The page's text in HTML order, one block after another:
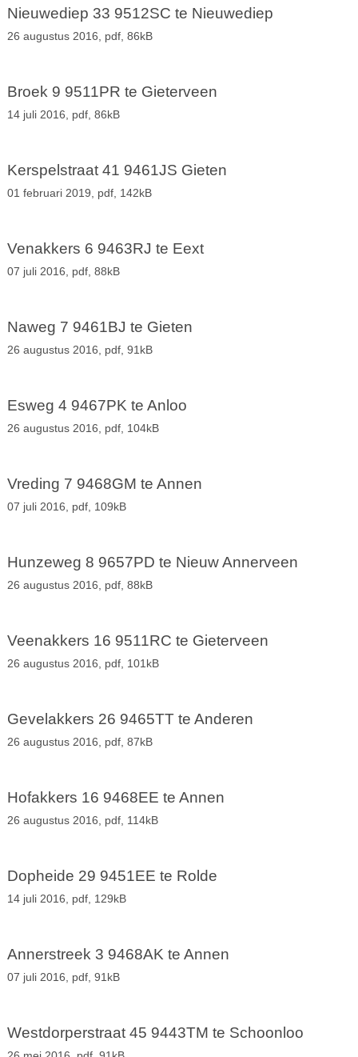
Nieuwediep 33 9512SC te Nieuwediep
26 augustus 2016, pdf, 86kB
Broek 9 9511PR te Gieterveen
14 juli 2016, pdf, 86kB
Kerspelstraat 41 9461JS Gieten
01 februari 2019, pdf, 142kB
Venakkers 6 9463RJ te Eext
07 juli 2016, pdf, 88kB
Naweg 7 9461BJ te Gieten
26 augustus 2016, pdf, 91kB
Esweg 4 9467PK te Anloo
26 augustus 2016, pdf, 104kB
Vreding 7 9468GM te Annen
07 juli 2016, pdf, 109kB
Hunzeweg 8 9657PD te Nieuw Annerveen
26 augustus 2016, pdf, 88kB
Veenakkers 16 9511RC te Gieterveen
26 augustus 2016, pdf, 101kB
Gevelakkers 26 9465TT te Anderen
26 augustus 2016, pdf, 87kB
Hofakkers 16 9468EE te Annen
26 augustus 2016, pdf, 114kB
Dopheide 29 9451EE te Rolde
14 juli 2016, pdf, 129kB
Annerstreek 3 9468AK te Annen
07 juli 2016, pdf, 91kB
Westdorperstraat 45 9443TM te Schoonloo